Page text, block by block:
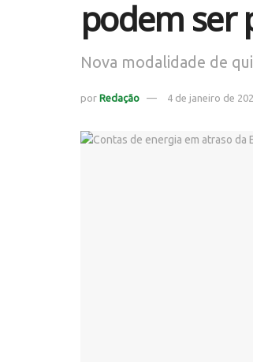
podem ser
Nova modalidade de
por Redação 4 de janeiro de